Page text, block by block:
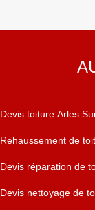
Devis toiture Arles
Rehaussement de
Devis réparation de
Devis nettoyage de